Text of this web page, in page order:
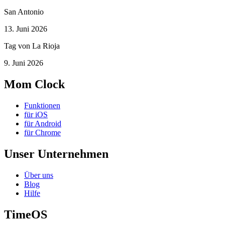
San Antonio
13. Juni 2026
Tag von La Rioja
9. Juni 2026
Mom Clock
Funktionen
für iOS
für Android
für Chrome
Unser Unternehmen
Über uns
Blog
Hilfe
TimeOS